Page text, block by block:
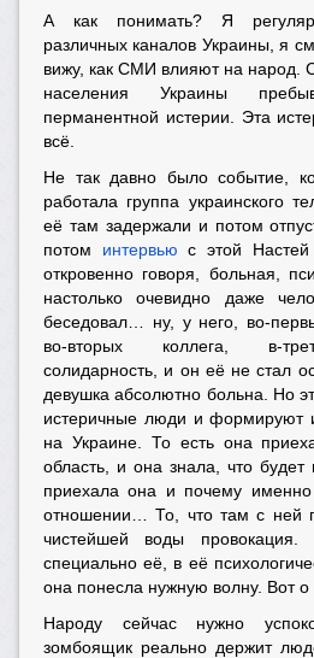
А как понимать? Я
различных каналов Украины, я
вижу, как СМИ влияют на народ.
населения Украины
перманентной истерии. Эта
всё.
Не так давно было событие,
работала группа украинского
её там задержали и потом
потом интервью с этой Настей
откровенно говоря, больная,
настолько очевидно даже
беседовал… ну, у него, во-
во-вторых коллега, в-
солидарность, и он её не стал
девушка абсолютно больна. Но
истеричные люди и
на Украине. То есть она
область, и она знала, что
приехала она и почему
отношении… То, что там с ней
чистейшей воды
специально её, в её
она понесла нужную волну. Вот о
Народу сейчас нужно
зомбоящик реально держит